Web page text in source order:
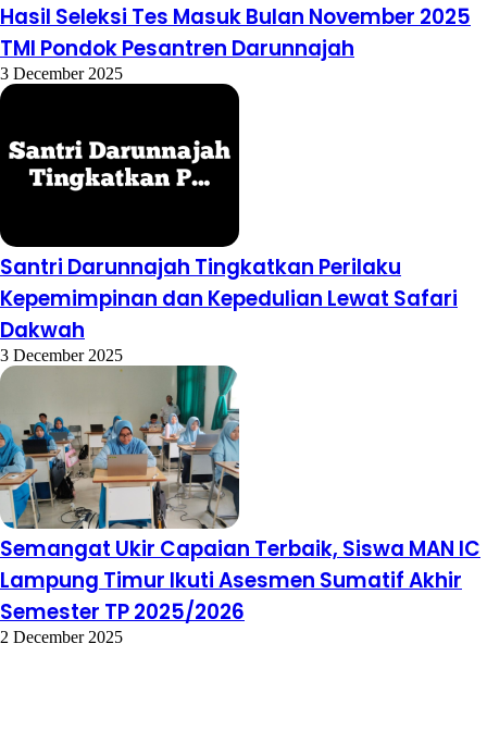
Hasil Seleksi Tes Masuk Bulan November 2025
TMI Pondok Pesantren Darunnajah
3 December 2025
Santri Darunnajah Tingkatkan Perilaku
Kepemimpinan dan Kepedulian Lewat Safari
Dakwah
3 December 2025
Semangat Ukir Capaian Terbaik, Siswa MAN IC
Lampung Timur Ikuti Asesmen Sumatif Akhir
Semester TP 2025/2026
2 December 2025